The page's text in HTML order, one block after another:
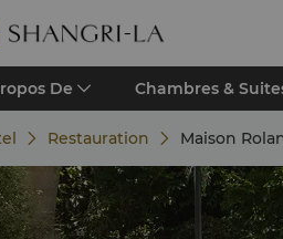
De Chambres &
Restauration Maison